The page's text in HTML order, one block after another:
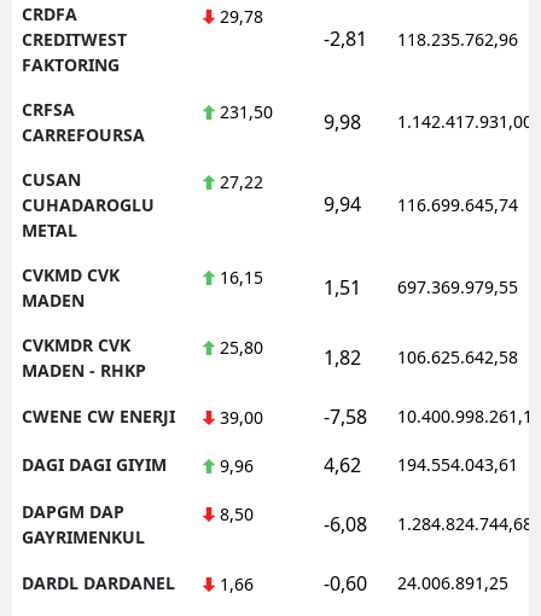
CRDFA
CREDITWEST
FAKTORING
29,78
-2,81 118.235.762,96
CRFSA
CARREFOURSA
231,50 9,98 1.142.417.931,00
CUSAN
CUHADAROGLU
METAL
27,22
9,94 116.699.645,74
CVKMD CVK
MADEN
16,15 1,51 697.369.979,55
CVKMDR CVK
MADEN - RHKP
25,80 1,82 106.625.642,58
CWENE CW ENERJI 39,00 -7,58 10.400.998.261,10
DAGI DAGI GIYIM 9,96 4,62 194.554.043,61
DAPGM DAP
GAYRIMENKUL
8,50 -6,08 1.284.824.744,68
DARDL DARDANEL 1,66 -0,60 24.006.891,25